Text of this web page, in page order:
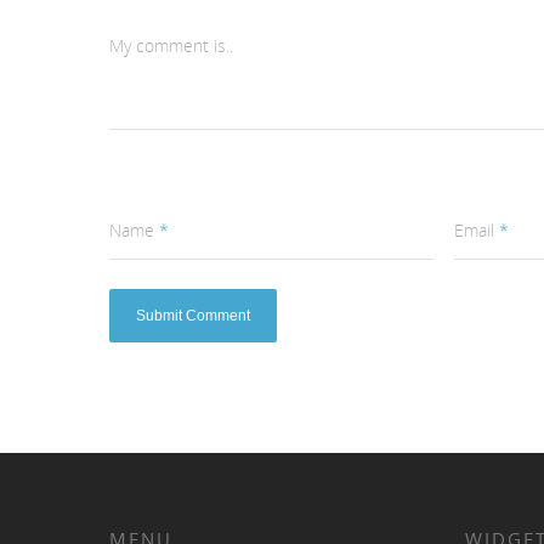
My comment is..
Name * Email *